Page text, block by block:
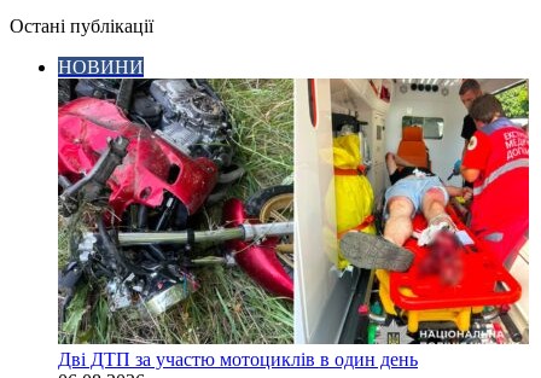
Остані публікації
НОВИНИ
Дві ДТП за участю мотоциклів в один день